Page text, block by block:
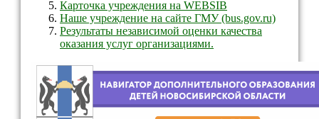
Карточка учреждения на WEBSIB
Наше учреждение на сайте ГМУ (bus.gov.ru)
Результаты независимой оценки качества
оказания услуг организациями.